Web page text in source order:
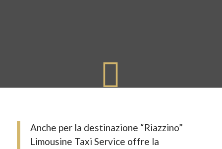
Anche per la destinazione “Riazzino”
Limousine Taxi Service offre la